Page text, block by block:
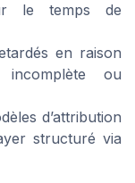
le temps de
en raison
ou
d’attribution
structuré via